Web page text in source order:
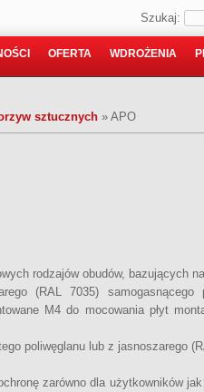
Szukaj:
OFERTA WDROŻENIA
sztucznych » APO
rodzajów obudów, bazujących
(RAL 7035) samogasnącego
M4 do mocowania płyt
poliwęglanu lub z jasnoszarego
zarówno dla użytkowników